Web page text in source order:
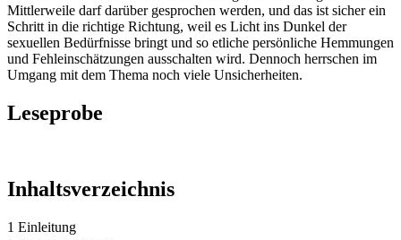
Mittlerweile darf darüber gesprochen werden, und das ist sicher ein
Schritt in die richtige Richtung, weil es Licht ins Dunkel der
sexuellen Bedürfnisse bringt und so etliche persönliche Hemmungen
und Fehleinschätzungen ausschalten wird. Dennoch herrschen im
Umgang mit dem Thema noch viele Unsicherheiten.
Leseprobe
Inhaltsverzeichnis
1 Einleitung